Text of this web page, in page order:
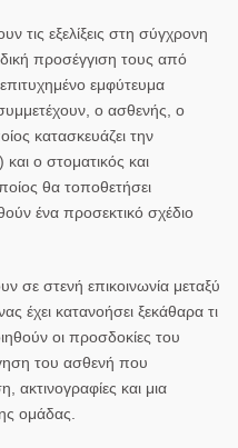
τις εξελίξεις στη σύγχρονη
προσέγγιση τους από
επιτυχημένο εμφύτευμα
ο ασθενής, ο
κατασκευάζει την
ο στοματικός και
θα τοποθετήσει
ένα προσεκτικό σχέδιο
σε στενή επικοινωνία μεταξύ
έχει κατανοήσει ξεκάθαρα τι
οι προσδοκίες του
του ασθενή που
ακτινογραφίες και μια
ομάδας.